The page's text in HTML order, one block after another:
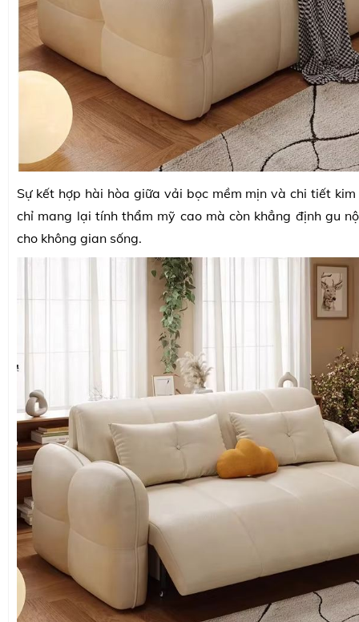
Sự kết hợp hài hòa giữa vải bọc mềm mịn và chi tiết
chỉ mang lại tính thẩm mỹ cao mà còn khẳng định gu
cho không gian sống.